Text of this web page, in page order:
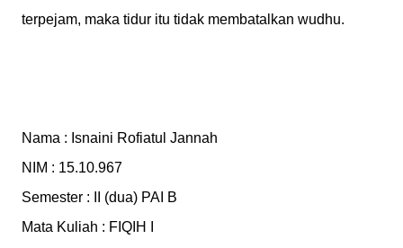
terpejam, maka tidur itu tidak membatalkan wudhu.
Nama : Isnaini Rofiatul Jannah
NIM : 15.10.967
Semester : II (dua) PAI B
Mata Kuliah : FIQIH I